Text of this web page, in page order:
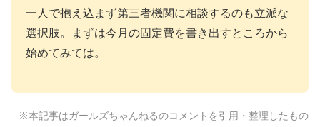
一人で抱え込まず第三者機関に相談するのも立派な
選択肢。まずは今月の固定費を書き出すところから
始めてみては。
※本記事はガールズちゃんねるのコメントを引用・整理したもの